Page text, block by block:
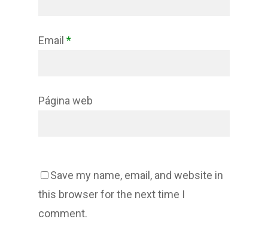
Email *
Página web
Save my name, email, and website in
this browser for the next time I
comment.